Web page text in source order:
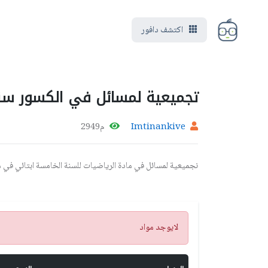
اكتشف دافور
تجميعية لمسائل في الكسور
Imtinankive م2949
نجميعية لمسائل في مادة الرياضيات للسنة الخامسة ابتائي
تنبيه
لايوجد مواد